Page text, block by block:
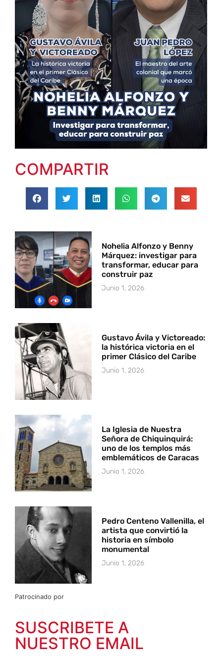
COMPARTIR
Nohelia Alfonzo y Benny
Márquez: investigar para
transformar, educar para
construir paz
Junio 1, 2026
Gustavo Ávila y Victoreado:
la histórica victoria en el
primer Clásico del Caribe
Junio 1, 2026
La Iglesia de Nuestra
Señora de Chiquinquirá:
uno de los templos más
emblemáticos de Caracas
Junio 1, 2026
Pedro Centeno Vallenilla, el
artista que convirtió la
historia en símbolo
monumental
Junio 1, 2026
Patrocinado por
SUSCRIBETE A
NUESTRO EMAIL